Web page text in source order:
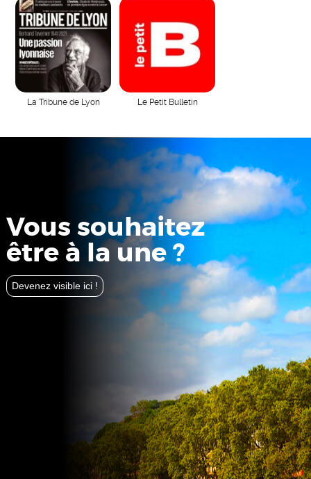
La Tribune de Lyon Le Petit Bulletin
Vous souhaitez
être à la une ?
Devenez visible ici !